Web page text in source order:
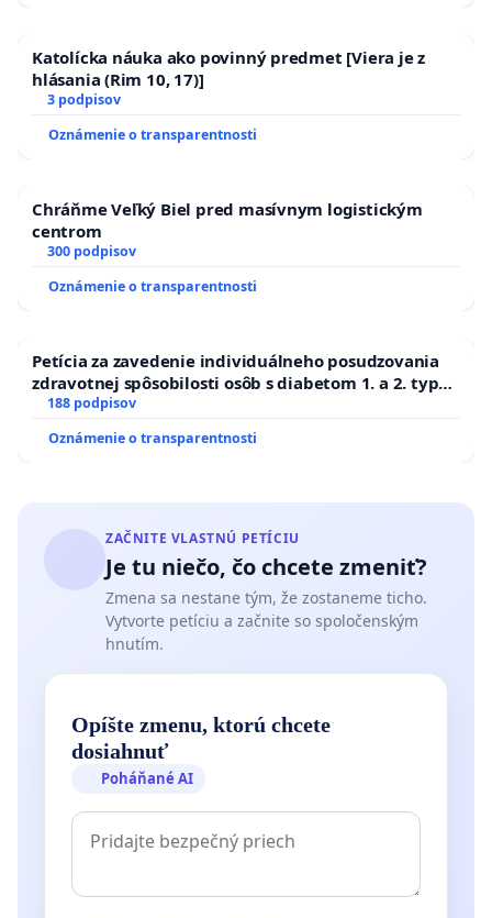
Katolícka náuka ako povinný predmet [Viera je z
hlásania (Rim 10, 17)]
3 podpisov
Oznámenie o transparentnosti
Chráňme Veľký Biel pred masívnym logistickým
centrom
300 podpisov
Oznámenie o transparentnosti
Petícia za zavedenie individuálneho posudzovania
zdravotnej spôsobilosti osôb s diabetom 1. a 2. typu
pri prijímaní do Policajného zboru SR
188 podpisov
Oznámenie o transparentnosti
ZAČNITE VLASTNÚ PETÍCIU
Je tu niečo, čo chcete zmeniť?
Zmena sa nestane tým, že zostaneme ticho.
Vytvorte petíciu a začnite so spoločenským
hnutím.
Opíšte zmenu, ktorú chcete
dosiahnuť
Poháňané AI